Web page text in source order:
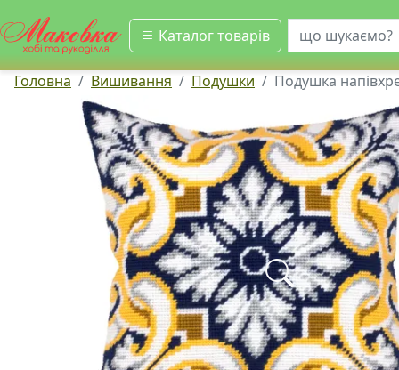
Каталог товарів
шукати
Головна Вишивання Подушки Подушка